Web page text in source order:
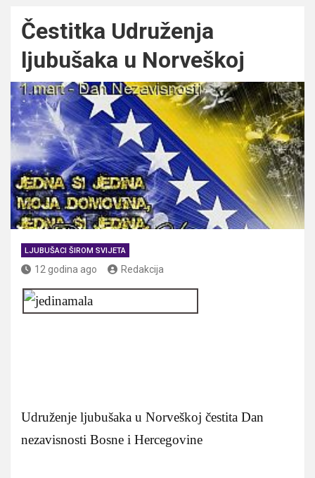
Čestitka Udruženja
ljubušaka u Norveškoj
LJUBUŠACI ŠIROM SVIJETA
12 godina ago Redakcija
Udruženje ljubušaka u Norveškoj čestita Dan
nezavisnosti Bosne i Hercegovine